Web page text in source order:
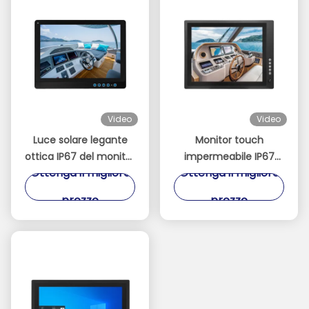
Video
Luce solare legante
ottica IP67 del monitor
LCD industriale
impermeabile robusto
Ottenga il migliore
prezzo
Video
Monitor touch
impermeabile IP67
completo con
durata migliorate,
Ottenga il migliore
prezzo